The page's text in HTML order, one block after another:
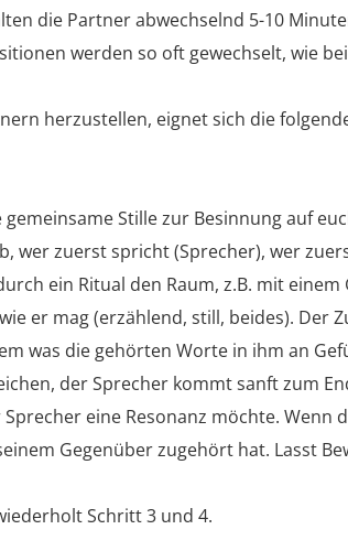
die Partner abwechselnd 5-10
werden so oft gewechselt, wie
herzustellen, eignet sich die
Stille zur Besinnung auf
wer zuerst spricht (Sprecher), wer
ein Ritual den Raum, z.B. mit
er mag (erzählend, still, beides).
was die gehörten Worte in ihm an
der Sprecher kommt sanft zum
eine Resonanz möchte.
Gegenüber zugehört hat. Lasst
Schritt 3 und 4.